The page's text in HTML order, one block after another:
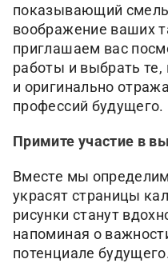
показывающий
воображение ваших
приглашаем вас
работы и выбрать
и оригинально
профессий будущего.
Примите участие в
Вместе мы
украсят страницы
рисунки станут
напоминая о
потенциале